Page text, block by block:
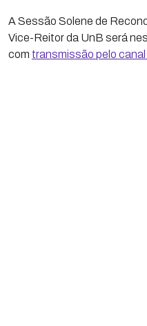
A Sessão Solene de
Vice-Reitor da UnB será
com transmissão pelo